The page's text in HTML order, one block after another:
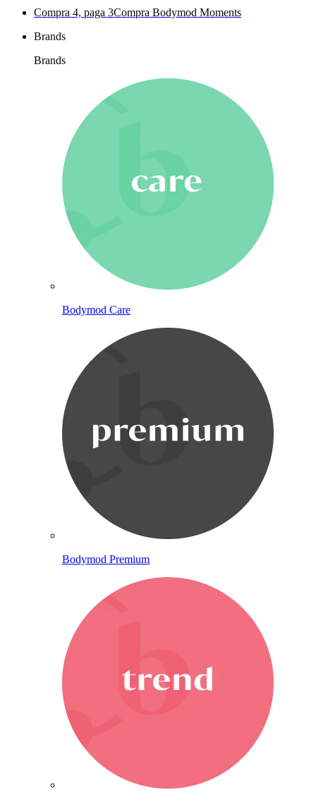
Compra 4, paga 3Compra Bodymod Moments
Brands
Brands
Bodymod Care
Bodymod Premium